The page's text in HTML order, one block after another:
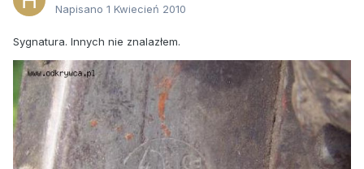
Napisano 1 Kwiecień 2010
Sygnatura. Innych nie znalazłem.